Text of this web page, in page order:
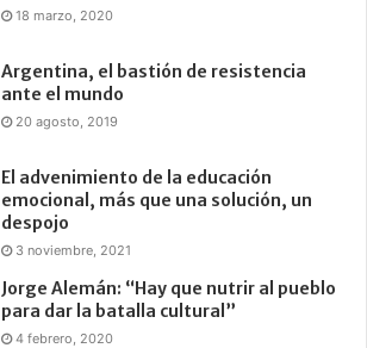
18 marzo, 2020
Argentina, el bastión de resistencia
ante el mundo
20 agosto, 2019
El advenimiento de la educación
emocional, más que una solución, un
despojo
3 noviembre, 2021
Jorge Alemán: “Hay que nutrir al pueblo
para dar la batalla cultural”
4 febrero, 2020